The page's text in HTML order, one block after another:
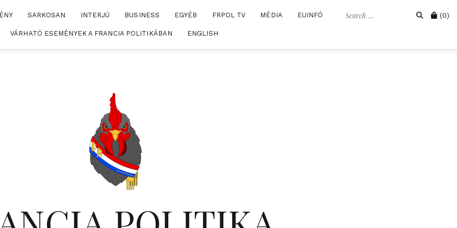
Search Cart
(0)
SARKOSAN INTERJÚ BUSINESS EGYÉB FRPOL TV MÉDIA EUINFÓ
VÁRHATÓ ESEMÉNYEK A FRANCIA POLITIKÁBAN ENGLISH